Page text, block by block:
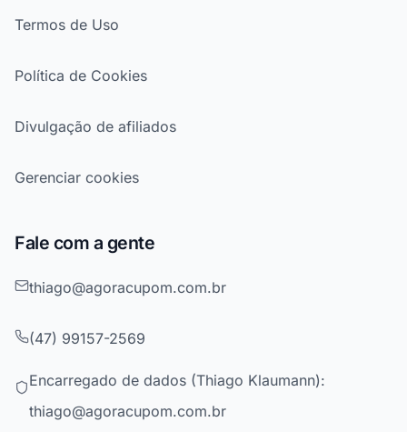
Termos de Uso
Política de Cookies
Divulgação de afiliados
Gerenciar cookies
Fale com a gente
thiago@agoracupom.com.br
(47) 99157-2569
Encarregado de dados (Thiago Klaumann):
thiago@agoracupom.com.br